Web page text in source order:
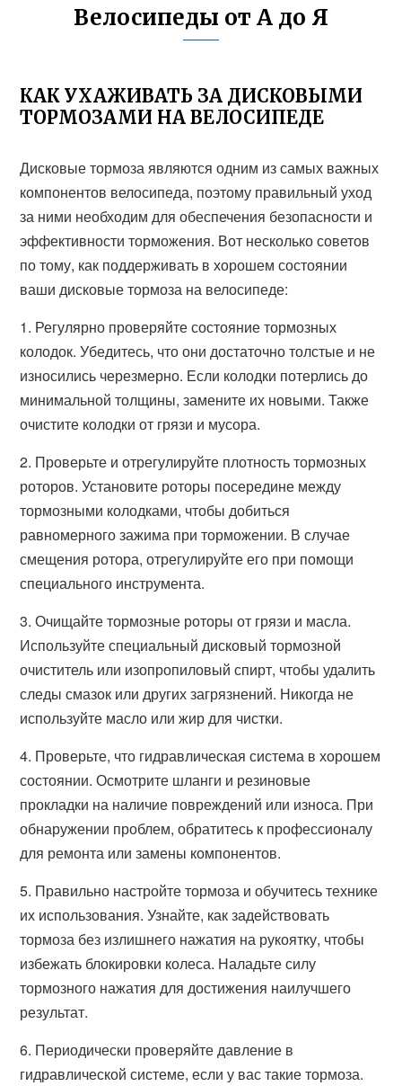
Велосипеды от А до Я
КАК УХАЖИВАТЬ ЗА ДИСКОВЫМИ
ТОРМОЗАМИ НА ВЕЛОСИПЕДЕ
Дисковые тормоза являются одним из самых важных
компонентов велосипеда, поэтому правильный уход
за ними необходим для обеспечения безопасности и
эффективности торможения. Вот несколько советов
по тому, как поддерживать в хорошем состоянии
ваши дисковые тормоза на велосипеде:
1. Регулярно проверяйте состояние тормозных
колодок. Убедитесь, что они достаточно толстые и не
износились черезмерно. Если колодки потерлись до
минимальной толщины, замените их новыми. Также
очистите колодки от грязи и мусора.
2. Проверьте и отрегулируйте плотность тормозных
роторов. Установите роторы посередине между
тормозными колодками, чтобы добиться
равномерного зажима при торможении. В случае
смещения ротора, отрегулируйте его при помощи
специального инструмента.
3. Очищайте тормозные роторы от грязи и масла.
Используйте специальный дисковый тормозной
очиститель или изопропиловый спирт, чтобы удалить
следы смазок или других загрязнений. Никогда не
используйте масло или жир для чистки.
4. Проверьте, что гидравлическая система в хорошем
состоянии. Осмотрите шланги и резиновые
прокладки на наличие повреждений или износа. При
обнаружении проблем, обратитесь к профессионалу
для ремонта или замены компонентов.
5. Правильно настройте тормоза и обучитесь технике
их использования. Узнайте, как задействовать
тормоза без излишнего нажатия на рукоятку, чтобы
избежать блокировки колеса. Наладьте силу
тормозного нажатия для достижения наилучшего
результат.
6. Периодически проверяйте давление в
гидравлической системе, если у вас такие тормоза.